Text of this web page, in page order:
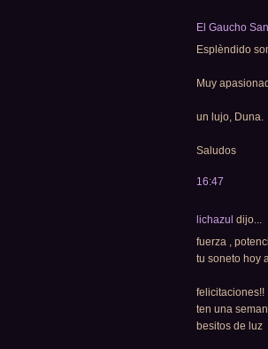
El Gaucho
Esplèndido
Muy
un lujo, Duna.
Saludos
16:47
lichazul dijo...
fuerza ,
tu soneto hoy
felicitaciones!!
ten una
besitos de luz